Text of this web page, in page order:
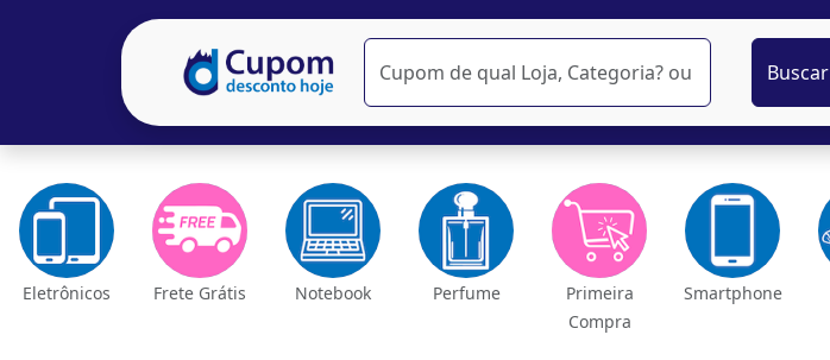
Buscar
Eletrônicos Frete Grátis Notebook Perfume
Primeira
Compra
Smartphone